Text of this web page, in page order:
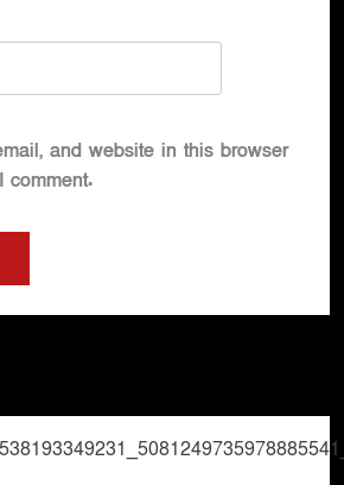
and website in this browser
comment.